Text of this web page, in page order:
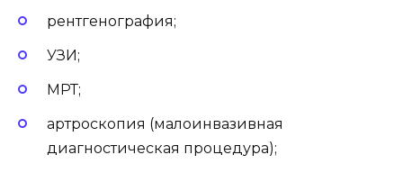
рентгенография;
УЗИ;
МРТ;
артроскопия (малоинвазивная
диагностическая процедура);